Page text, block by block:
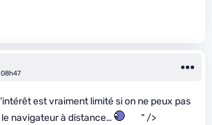
est vraiment limité si on ne peux pas
le navigateur à distance…
" />